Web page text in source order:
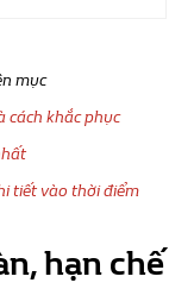
mục
cách khắc phục
tiết vào thời điểm
hạn chế